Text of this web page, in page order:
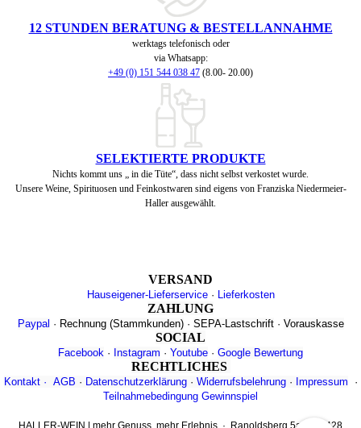
12 STUNDEN BERATUNG & BESTELLANNAHME
werktags telefonisch oder
via Whatsapp:
+49 (0) 151 544 038 47 (8.00- 20.00)
SELEKTIERTE PRODUKTE
Nichts kommt uns „ in die Tüte“, dass nicht selbst verkostet wurde.
Unsere Weine, Spirituosen und Feinkostwaren sind eigens von Franziska Niedermeier-
Haller ausgewählt.
VERSAND
Hauseigener-Lieferservice· Lieferkosten
ZAHLUNG
Paypal · Rechnung (Stammkunden)· SEPA-Lastschrift· Vorauskasse
SOCIAL
Facebook · Instagram · Youtube · Google Bewertung
RECHTLICHES
Kontakt· AGB · Datenschutzerklärung· Widerrufsbelehrung· Impressum ·
Teilnahmebedingung Gewinnspiel
HALLER-WEIN | mehr Genuss, mehr Erlebnis · Ranoldsberg 5a · 84428